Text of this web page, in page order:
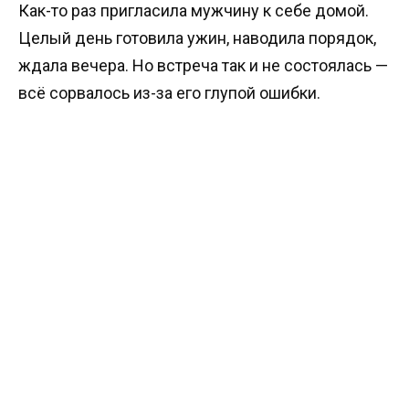
Как-то раз пригласила мужчину к себе домой.
Целый день готовила ужин, наводила порядок,
ждала вечера. Но встреча так и не состоялась —
всё сорвалось из-за его глупой ошибки.